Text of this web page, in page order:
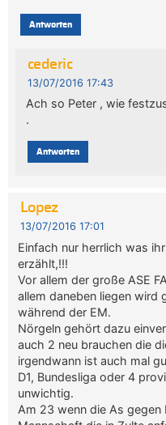
Antworten
cederic
13/07/2016 17:43
Ach so Peter , wie
.
Antworten
Lopez
13/07/2016 17:01
Einfach nur herrlich was
erzählt,!!!
Vor allem der große ASE
allem daneben liegen wird
während der EM.
Nörgeln gehört dazu
auch 2 neu brauchen die
irgendwann ist auch mal
D1, Bundesliga oder 4
unwichtig.
Am 23 wenn die As